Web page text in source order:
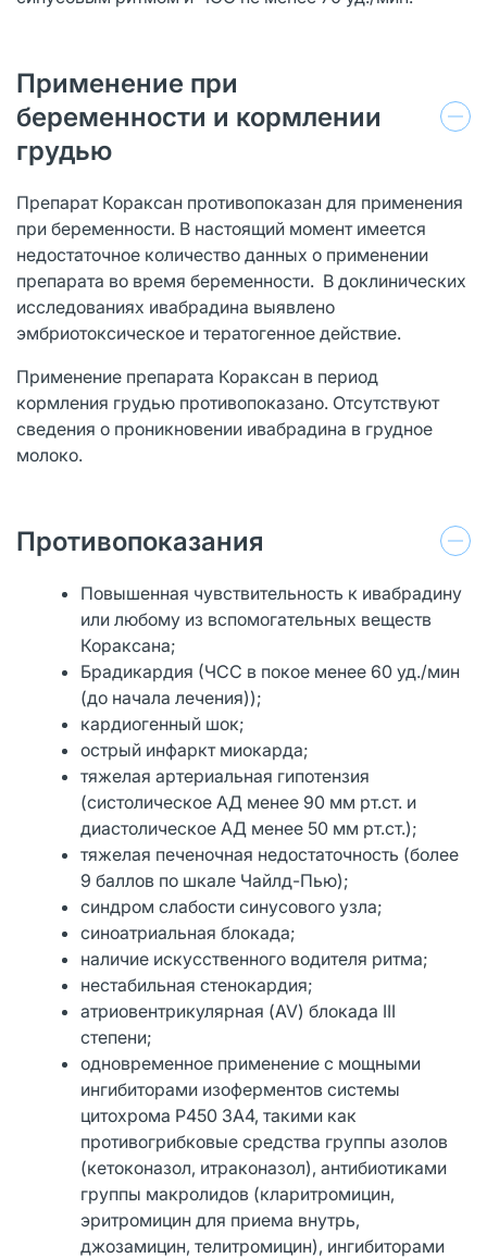
Применение при
беременности и кормлении
грудью
Препарат Кораксан противопоказан для применения
при беременности. В настоящий момент имеется
недостаточное количество данных о применении
препарата во время беременности. В доклинических
исследованиях ивабрадина выявлено
эмбриотоксическое и тератогенное действие.
Применение препарата Кораксан в период
кормления грудью противопоказано. Отсутствуют
сведения о проникновении ивабрадина в грудное
молоко.
Противопоказания
Повышенная чувствительность к ивабрадину
или любому из вспомогательных веществ
Кораксана;
Брадикардия (ЧСС в покое менее 60 уд./мин
(до начала лечения));
кардиогенный шок;
острый инфаркт миокарда;
тяжелая артериальная гипотензия
(систолическое АД менее 90 мм рт.ст. и
диастолическое АД менее 50 мм рт.ст.);
тяжелая печеночная недостаточность (более
9 баллов по шкале Чайлд-Пью);
синдром слабости синусового узла;
синоатриальная блокада;
наличие искусственного водителя ритма;
нестабильная стенокардия;
атриовентрикулярная (AV) блокада III
степени;
одновременное применение с мощными
ингибиторами изоферментов системы
цитохрома P450 3А4, такими как
противогрибковые средства группы азолов
(кетоконазол, итраконазол), антибиотиками
группы макролидов (кларитромицин,
эритромицин для приема внутрь,
джозамицин, телитромицин), ингибиторами